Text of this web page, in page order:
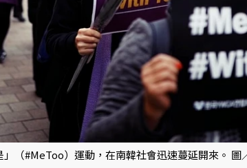
（#MeToo）運動，在南韓社會迅速蔓延開來。 圖